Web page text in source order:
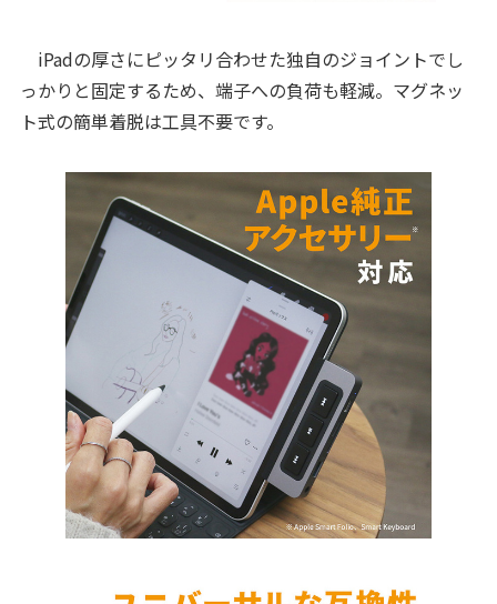
iPadの厚さにピッタリ合わせた独自のジョイントでし
っかりと固定するため、端子への負荷も軽減。マグネッ
ト式の簡単着脱は工具不要です。